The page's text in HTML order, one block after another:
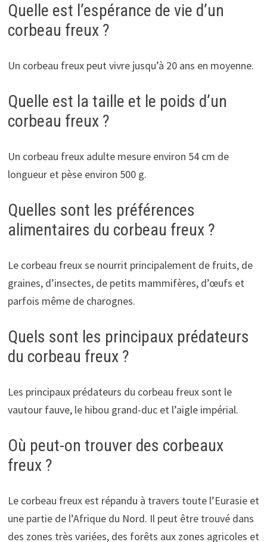
Quelle est l’espérance de vie d’un
corbeau freux ?
Un corbeau freux peut vivre jusqu’à 20 ans en moyenne.
Quelle est la taille et le poids d’un
corbeau freux ?
Un corbeau freux adulte mesure environ 54 cm de
longueur et pèse environ 500 g.
Quelles sont les préférences
alimentaires du corbeau freux ?
Le corbeau freux se nourrit principalement de fruits, de
graines, d’insectes, de petits mammifères, d’œufs et
parfois même de charognes.
Quels sont les principaux prédateurs
du corbeau freux ?
Les principaux prédateurs du corbeau freux sont le
vautour fauve, le hibou grand-duc et l’aigle impérial.
Où peut-on trouver des corbeaux
freux ?
Le corbeau freux est répandu à travers toute l’Eurasie et
une partie de l’Afrique du Nord. Il peut être trouvé dans
des zones très variées, des forêts aux zones agricoles et